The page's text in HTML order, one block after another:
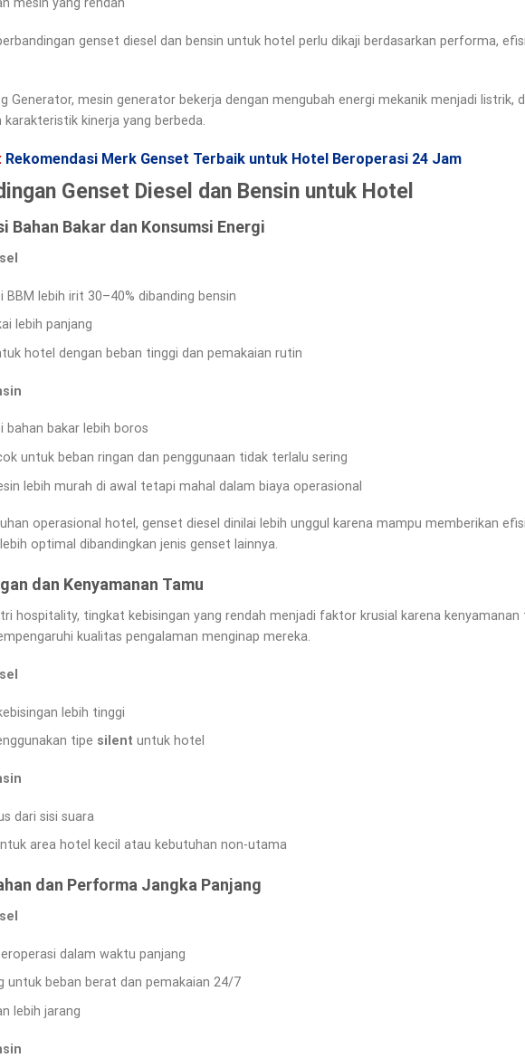
mesin yang rendah
genset diesel dan bensin untuk hotel perlu dikaji berdasarkan performa,
Generator, mesin generator bekerja dengan mengubah energi mekanik menjadi listrik,
karakteristik kinerja yang berbeda.
Rekomendasi Merk Genset Terbaik untuk Hotel Beroperasi 24 Jam
Genset Diesel dan Bensin untuk Hotel
Bahan Bakar dan Konsumsi Energi
BBM lebih irit 30–40% dibanding bensin
lebih panjang
hotel dengan beban tinggi dan pemakaian rutin
bahan bakar lebih boros
untuk beban ringan dan penggunaan tidak terlalu sering
lebih murah di awal tetapi mahal dalam biaya operasional
operasional hotel, genset diesel dinilai lebih unggul karena mampu memberikan
optimal dibandingkan jenis genset lainnya.
dan Kenyamanan Tamu
hospitality, tingkat kebisingan yang rendah menjadi faktor krusial karena
kualitas pengalaman menginap mereka.
lebih tinggi
tipe silent untuk hotel
dari sisi suara
area hotel kecil atau kebutuhan non-utama
dan Performa Jangka Panjang
dalam waktu panjang
untuk beban berat dan pemakaian 24/7
lebih jarang